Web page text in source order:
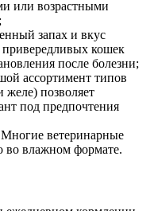
или возрастными
запах и вкус
кошек
после болезни;
ассортимент типов
желе) позволяет
под предпочтения
ветеринарные
во влажном формате.